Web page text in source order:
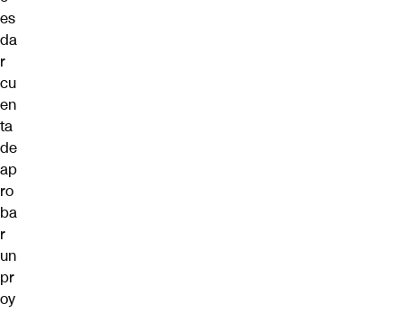
es
da
r
cu
en
ta
de
ap
ro
ba
r
un
pr
oy